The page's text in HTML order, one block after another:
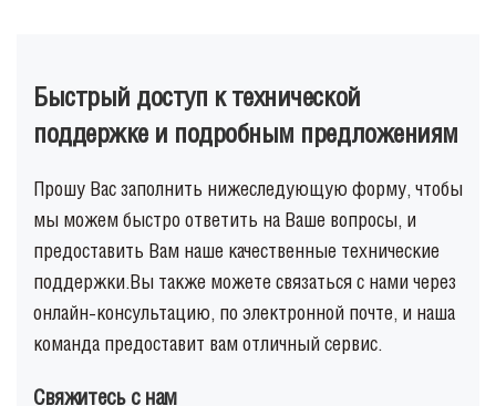
Быстрый доступ к технической
поддержке и подробным предложениям
Прошу Вас заполнить нижеследующую форму, чтобы
мы можем быстро ответить на Ваше вопросы, и
предоставить Вам наше качественные технические
поддержки.Вы также можете связаться с нами через
онлайн-консультацию, по электронной почте, и наша
команда предоставит вам отличный сервис.
Свяжитесь с нам